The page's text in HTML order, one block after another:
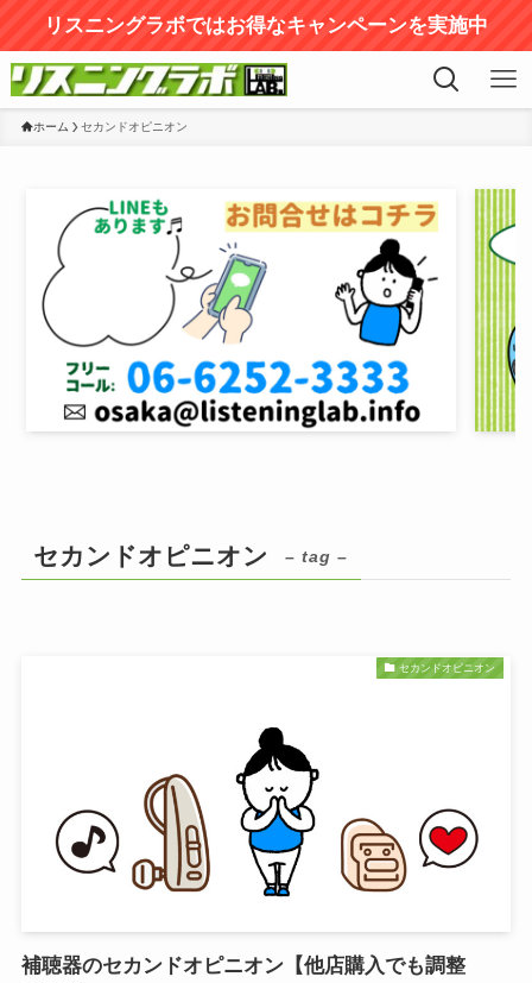
リスニングラボではお得なキャンペーンを実施中
ホーム セカンドオピニオン
セカンドオピニオン – tag –
セカンドオピニオン
補聴器のセカンドオピニオン【他店購入でも調整